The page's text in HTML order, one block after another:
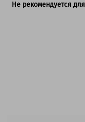
Не рекомендуется для